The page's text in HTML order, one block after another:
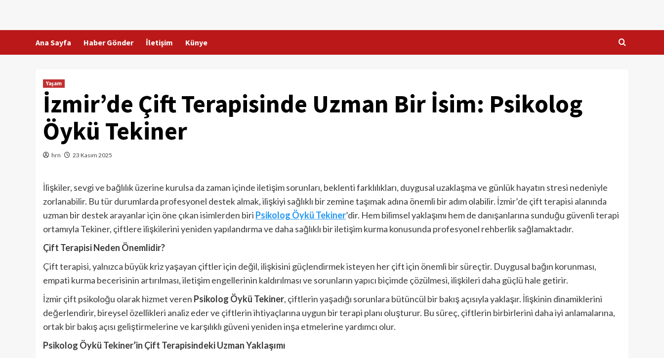
content
Ana Sayfa Haber Gönder İletişim Künye
Yaşam
İzmir’de Çift Terapisinde Uzman Bir İsim: Psikolog
Öykü Tekiner
hrn 23 Kasım 2025
İlişkiler, sevgi ve bağlılık üzerine kurulsa da zaman içinde iletişim sorunları, beklenti farklılıkları, duygusal uzaklaşma ve günlük hayatın stresi nedeniyle
zorlanabilir. Bu tür durumlarda profesyonel destek almak, ilişkiyi sağlıklı bir zemine taşımak adına önemli bir adım olabilir. İzmir’de çift terapisi alanında
uzman bir destek arayanlar için öne çıkan isimlerden biri Psikolog Öykü Tekiner’dir. Hem bilimsel yaklaşımı hem de danışanlarına sunduğu güvenli terapi
ortamıyla Tekiner, çiftlere ilişkilerini yeniden yapılandırma ve daha sağlıklı bir iletişim kurma konusunda profesyonel rehberlik sağlamaktadır.
Çift Terapisi Neden Önemlidir?
Çift terapisi, yalnızca büyük kriz yaşayan çiftler için değil, ilişkisini güçlendirmek isteyen her çift için önemli bir süreçtir. Duygusal bağın korunması,
empati kurma becerisinin artırılması, iletişim engellerinin kaldırılması ve sorunların yapıcı biçimde çözülmesi, ilişkileri daha güçlü hale getirir.
İzmir çift psikoloğu olarak hizmet veren Psikolog Öykü Tekiner, çiftlerin yaşadığı sorunlara bütüncül bir bakış açısıyla yaklaşır. İlişkinin dinamiklerini
değerlendirir, bireysel özellikleri analiz eder ve çiftlerin ihtiyaçlarına uygun bir terapi planı oluşturur. Bu süreç, çiftlerin birbirlerini daha iyi anlamalarına,
ortak bir bakış açısı geliştirmelerine ve karşılıklı güveni yeniden inşa etmelerine yardımcı olur.
Psikolog Öykü Tekiner’in Çift Terapisindeki Uzman Yaklaşımı